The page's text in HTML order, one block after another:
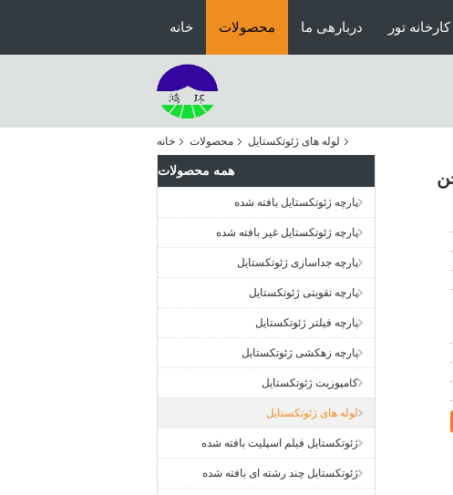
خانه محصولات دربارهی ما کارخانه تور
خانه محصولات لوله های ژئوتکستایل
همه محصولات
پارچه ژئوتکستایل بافته شده
پارچه ژئوتکستایل غیر بافته شده
پارچه جداسازی ژئوتکستایل
پارچه تقویتی ژئوتکستایل
پارچه فیلتر ژئوتکستایل
پارچه زهکشی ژئوتکستایل
کامپوزیت ژئوتکستایل
لوله های ژئوتکستایل
ژئوتکستایل فیلم اسپلیت بافته شده
ژئوتکستایل چند رشته ای بافته شده